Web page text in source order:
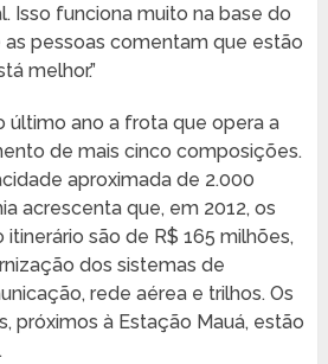
Isso funciona muito na base do
as pessoas comentam que estão
melhor.”
último ano a frota que opera a
de mais cinco composições.
aproximada de 2.000
acrescenta que, em 2012, os
são de R$ 165 milhões,
dos sistemas de
rede aérea e trilhos. Os
próximos à Estação Mauá, estão